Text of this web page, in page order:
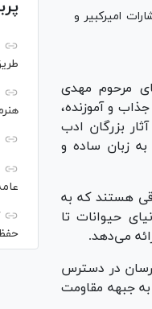
امیرکبیر و
مرحوم مهدی
و آموزنده،
بزرگان ادب
به زبان ساده و
هستند که به
حیوانات تا
می‌دهد.
رسان در دسترس
مجموعه به جبهه مقاومت